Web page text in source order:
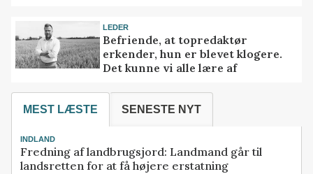
LEDER
Befriende, at topredaktør
erkender, hun er blevet klogere.
Det kunne vi alle lære af
MEST LÆSTE SENESTE NYT
INDLAND
Fredning af landbrugsjord: Landmand går til
landsretten for at få højere erstatning